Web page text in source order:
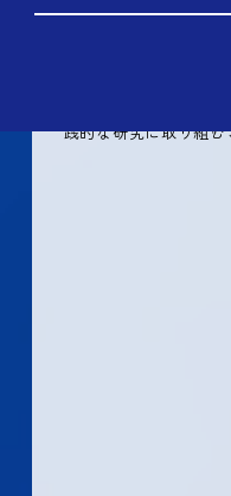
これらの研究機関の
践的な研究に取り組